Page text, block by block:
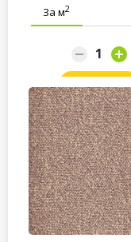
За м2